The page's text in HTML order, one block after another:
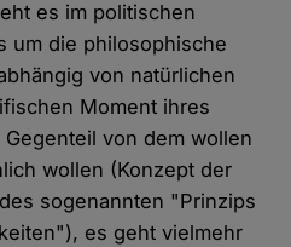
es im politischen
um die philosophische
von natürlichen
Moment ihres
von dem wollen
wollen (Konzept der
sogenannten "Prinzips
es geht vielmehr